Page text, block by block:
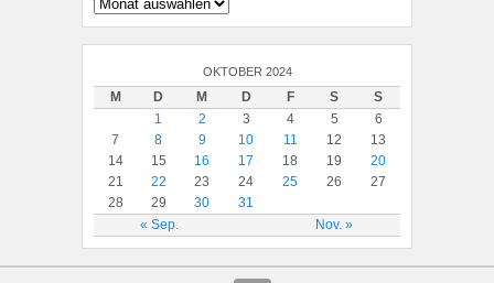
Archiv
OKTOBER 2024
M D M D F S S
« Sep. Nov. »
1 2 3 4 5
6
7
8 9 10 11 12
13
14
15 16 17 18 19
20
21
22 23 24 25 26
27
28
29 30 31